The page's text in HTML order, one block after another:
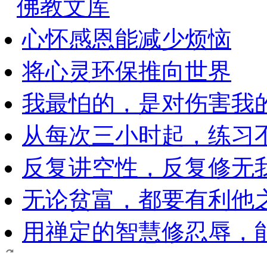
佛教文库
心怀感恩能减少烦恼
将心灵环保推向世界
我最怕的，是对伤害我
从每次三小时起，练习
反复讲空性，反复修无
无论贫富，都要有利他
用禅定的智慧修忍辱，